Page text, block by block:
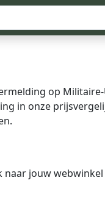
op
in onze
jouw